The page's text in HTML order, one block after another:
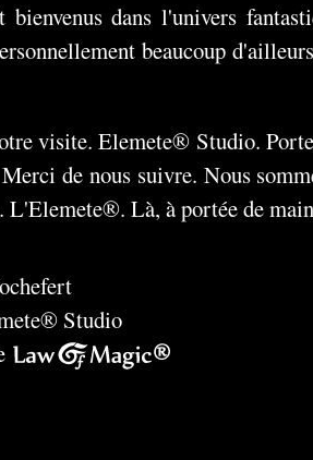
bienvenus dans l'univers
beaucoup
visite. Elemete® Studio.
de nous suivre. Nous
L'Elemete®. Là, à portée de
Studio
Law Of Magic®